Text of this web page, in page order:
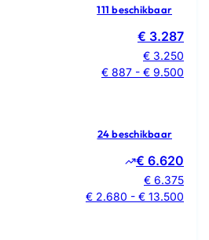
111 beschikbaar
€ 3.287
€ 3.250
€ 887 - € 9.500
24 beschikbaar
€ 6.620
€ 6.375
€ 2.680 - € 13.500